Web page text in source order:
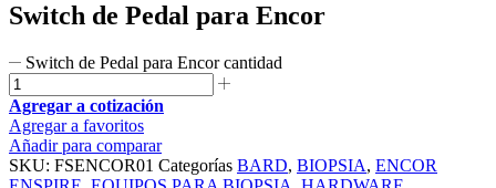
Switch de Pedal para Encor
Switch de Pedal para Encor cantidad
Agregar a cotización
Agregar a favoritos
Añadir para comparar
SKU: FSENCOR01 Categorías BARD, BIOPSIA, ENCOR